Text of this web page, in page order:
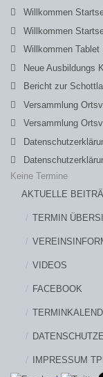
Willkommen
Willkommen
Willkommen Tablet
Neue Ausbildungs
Bericht zur
Versammlung
Versammlung
Keine Termine
AKTUELLE
TERMIN
VIDEOS
FACEBOOK
IMPRESSUM